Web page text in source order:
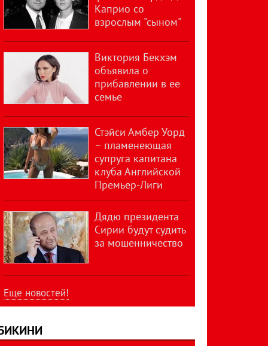
Каприо со
взрослым "сыном"
Виктория Бекхэм
объявила о
прибавлении в ее
семье
Стэйси Амбер Уорд
– пламенеющая
супруга капитана
клуба Английской
Премьер-Лиги
Дядю президента
Сирии будут судить
за мошенничество
Еще новостей!